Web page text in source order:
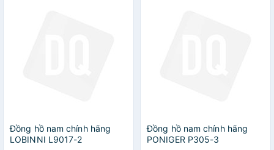
Đồng hồ nam chính hãng
LOBINNI L9017-2
Đồng hồ nam chính hãng
PONIGER P305-3